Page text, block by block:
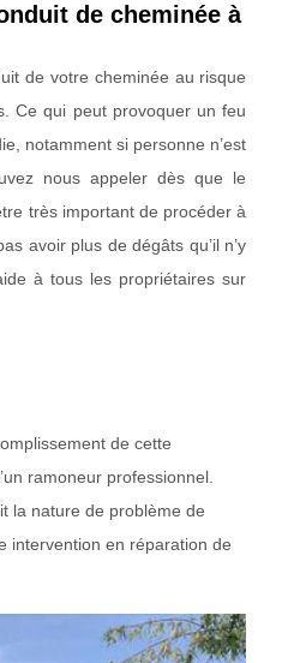
de cheminée à
de votre cheminée au risque
Ce qui peut provoquer un feu
notamment si personne n’est
nous appeler dès que le
très important de procéder à
avoir plus de dégâts qu’il n’y
à tous les propriétaires sur
de cette
ramoneur professionnel.
la nature de problème de
intervention en réparation de